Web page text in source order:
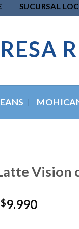
SUCURSAL
Vision
El
$9.990El